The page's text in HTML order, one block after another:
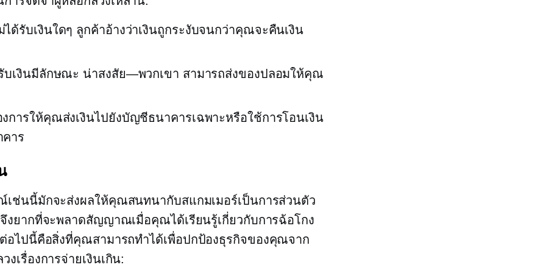
ด้รับเงินใดๆ ลูกค้าอ้างว่าเงินถูกระงับจนกว่าคุณจะคืนเงิน
บเงินมีลักษณะ น่าสงสัย—พวกเขา สามารถส่งของปลอมให้คุณ
การให้คุณส่งเงินไปยังบัญชีธนาคารเฉพาะหรือใช้การโอนเงิน
าร
เช่นนี้มักจะส่งผลให้คุณสนทนากับสแกมเมอร์เป็นการส่วนตัว
งยากที่จะพลาดสัญญาณเมื่อคุณได้เรียนรู้เกี่ยวกับการฉ้อโกง
อไปนี้คือสิ่งที่คุณสามารถทำได้เพื่อปกป้องธุรกิจของคุณจาก
งเรื่องการจ่ายเงินเกิน: